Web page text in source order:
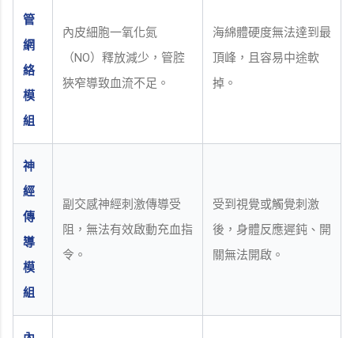
管
網
絡
模
組
內皮細胞一氧化氮
（NO）釋放減少，管腔
狹窄導致血流不足。
海綿體硬度無法達到最
頂峰，且容易中途軟
掉。
神
經
傳
導
模
組
副交感神經刺激傳導受
阻，無法有效啟動充血指
令。
受到視覺或觸覺刺激
後，身體反應遲鈍、開
關無法開啟。